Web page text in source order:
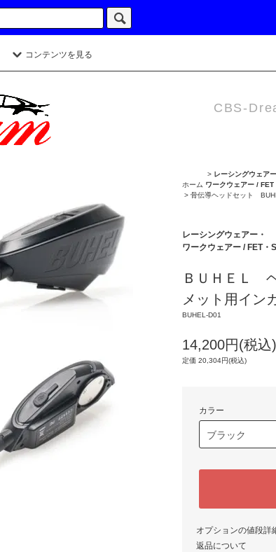
コンテンツを見る
CBS-
ホーム
> レーシングウェア
ワークウェアー /
> 骨伝導ヘッドセット
レーシングウェアー・
ワークウェアー / FET・
ＢＵＨＥＬ
メット用イン
BUHEL-D01
14,200円(税込)
定価 20,304円(税込)
カラー
オプションの値段詳
返品について